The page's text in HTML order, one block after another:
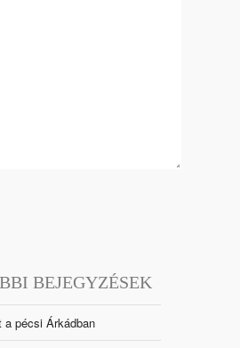
BEJEGYZÉSEK
a pécsi Árkádban